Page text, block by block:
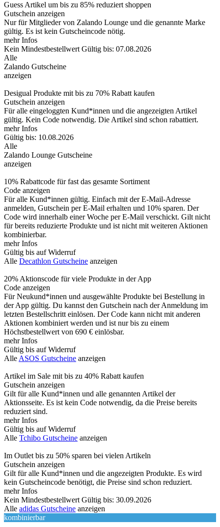
Guess Artikel um bis zu 85% reduziert shoppen
Gutschein anzeigen
Nur für Mitglieder von Zalando Lounge und die genannte Marke
gültig. Es ist kein Gutscheincode nötig.
mehr Infos
Kein Mindestbestellwert Gültig bis: 07.08.2026
Alle
Zalando Gutscheine
anzeigen
Desigual Produkte mit bis zu 70% Rabatt kaufen
Gutschein anzeigen
Für alle eingeloggten Kund*innen und die angezeigten Artikel
gültig. Kein Code notwendig. Die Artikel sind schon rabattiert.
mehr Infos
Gültig bis: 10.08.2026
Alle
Zalando Lounge Gutscheine
anzeigen
10% Rabattcode für fast das gesamte Sortiment
Code anzeigen
Für alle Kund*innen gültig. Einfach mit der E-Mail-Adresse
anmelden, Gutschein per E-Mail erhalten und 10% sparen. Der
Code wird innerhalb einer Woche per E-Mail verschickt. Gilt nicht
für bereits reduzierte Produkte und ist nicht mit weiteren Aktionen
kombinierbar.
mehr Infos
Gültig bis auf Widerruf
Alle Decathlon Gutscheine anzeigen
20% Aktionscode für viele Produkte in der App
Code anzeigen
Für Neukund*innen und ausgewählte Produkte bei Bestellung in
der App gültig. Du kannst den Gutschein nach der Anmeldung im
letzten Bestellschritt einlösen. Der Code kann nicht mit anderen
Aktionen kombiniert werden und ist nur bis zu einem
Höchstbestellwert von 690 € einlösbar.
mehr Infos
Gültig bis auf Widerruf
Alle ASOS Gutscheine anzeigen
Artikel im Sale mit bis zu 40% Rabatt kaufen
Gutschein anzeigen
Gilt für alle Kund*innen und alle genannten Artikel der
Aktionsseite. Es ist kein Code notwendig, da die Preise bereits
reduziert sind.
mehr Infos
Gültig bis auf Widerruf
Alle Tchibo Gutscheine anzeigen
Im Outlet bis zu 50% sparen bei vielen Artikeln
Gutschein anzeigen
Gilt für alle Kund*innen und die angezeigten Produkte. Es wird
kein Gutscheincode benötigt, die Preise sind schon reduziert.
mehr Infos
Kein Mindestbestellwert Gültig bis: 30.09.2026
Alle adidas Gutscheine anzeigen
kombinierbar